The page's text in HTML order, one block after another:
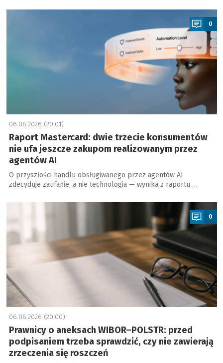
a
0
06.08.2026 (20:01)
Raport Mastercard: dwie trzecie konsumentów
nie ufa jeszcze zakupom realizowanym przez
agentów AI
O przyszłości handlu obsługiwanego przez agentów AI
zdecyduje zaufanie, a nie technologia — wynika z raportu …
a
0
06.08.2026 (20:00)
Prawnicy o aneksach WIBOR–POLSTR: przed
podpisaniem trzeba sprawdzić, czy nie zawierają
zrzeczenia się roszczeń